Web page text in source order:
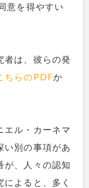
意を得やすい
者は、彼らの発
ちらのPDFか
エル・カーネマ
い別の事項があ
が、人々の認知
よると、多く